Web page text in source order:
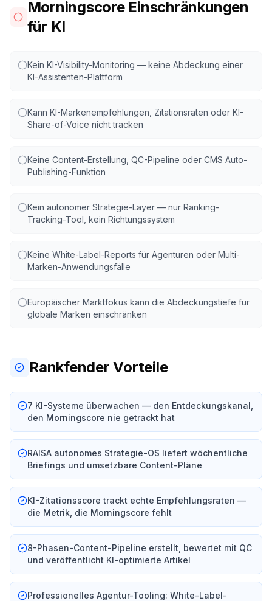
Morningscore Einschränkungen
für KI
Kein KI-Visibility-Monitoring — keine Abdeckung einer
KI-Assistenten-Plattform
Kann KI-Markenempfehlungen, Zitationsraten oder KI-
Share-of-Voice nicht tracken
Keine Content-Erstellung, QC-Pipeline oder CMS Auto-
Publishing-Funktion
Kein autonomer Strategie-Layer — nur Ranking-
Tracking-Tool, kein Richtungssystem
Keine White-Label-Reports für Agenturen oder Multi-
Marken-Anwendungsfälle
Europäischer Marktfokus kann die Abdeckungstiefe für
globale Marken einschränken
Rankfender Vorteile
7 KI-Systeme überwachen — den Entdeckungskanal,
den Morningscore nie getrackt hat
RAISA autonomes Strategie-OS liefert wöchentliche
Briefings und umsetzbare Content-Pläne
KI-Zitationsscore trackt echte Empfehlungsraten —
die Metrik, die Morningscore fehlt
8-Phasen-Content-Pipeline erstellt, bewertet mit QC
und veröffentlicht KI-optimierte Artikel
Professionelles Agentur-Tooling: White-Label-